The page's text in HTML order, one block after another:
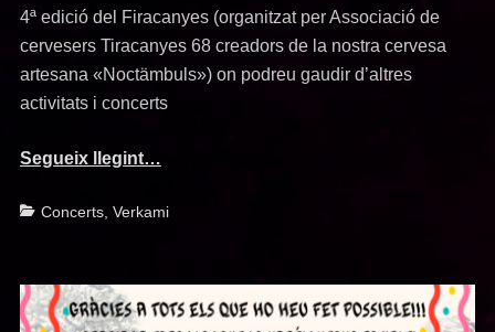
4ª edició del Firacanyes (organitzat per Associació de
cervesers Tiracanyes 68 creadors de la nostra cervesa
artesana «Noctämbuls») on podreu gaudir d’altres
activitats i concerts
Segueix llegint…
Categories
Concerts, Verkami